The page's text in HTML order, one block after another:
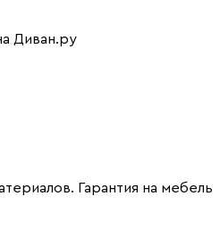
Диван.ру
Гарантия на мебель